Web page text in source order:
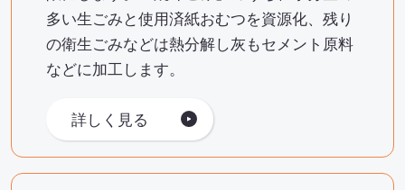
多い生ごみと使用済紙おむつを資源化、残り
の衛生ごみなどは熱分解し灰もセメント原料
などに加工します。
詳しく見る